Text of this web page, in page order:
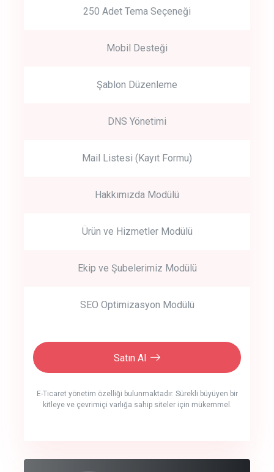
250 Adet Tema Seçeneği
Mobil Desteği
Şablon Düzenleme
DNS Yönetimi
Mail Listesi (Kayıt Formu)
Hakkımızda Modülü
Ürün ve Hizmetler Modülü
Ekip ve Şubelerimiz Modülü
SEO Optimizasyon Modülü
Satın Al
E-Ticaret yönetim özelliği bulunmaktadır. Sürekli büyüyen bir
kitleye ve çevrimiçi varlığa sahip siteler için mükemmel.
crm auto cync